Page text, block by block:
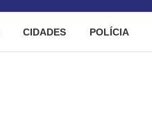
CIDADES POLÍCIA